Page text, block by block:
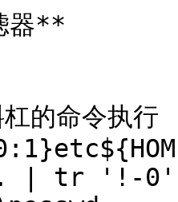
器**
的命令执行
. | tr '!-